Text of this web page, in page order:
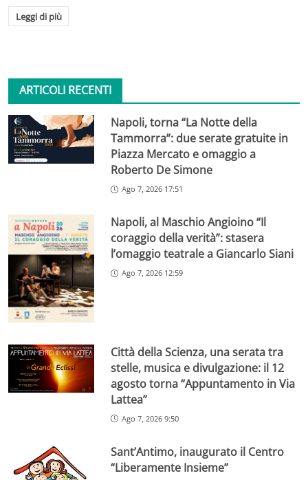
Leggi di più
ARTICOLI RECENTI
Napoli, torna “La Notte della
Tammorra”: due serate gratuite in
Piazza Mercato e omaggio a
Roberto De Simone
Ago 7, 2026 17:51
Napoli, al Maschio Angioino “Il
coraggio della verità”: stasera
l’omaggio teatrale a Giancarlo Siani
Ago 7, 2026 12:59
Città della Scienza, una serata tra
stelle, musica e divulgazione: il 12
agosto torna “Appuntamento in Via
Lattea”
Ago 7, 2026 9:50
Sant’Antimo, inaugurato il Centro
“Liberamente Insieme”